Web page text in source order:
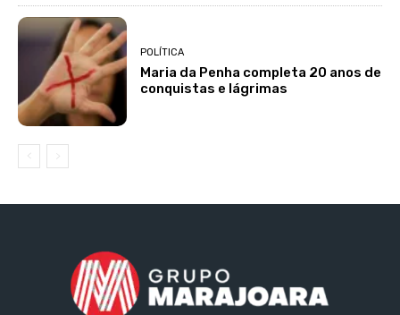
POLÍTICA
Maria da Penha completa 20 anos de
conquistas e lágrimas